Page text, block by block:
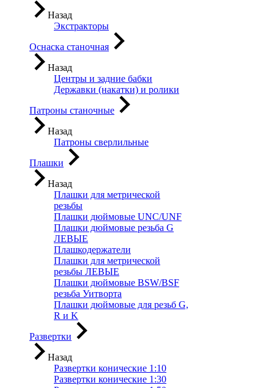
Назад
Экстракторы
Оснаска станочная
Назад
Центры и задние бабки
Державки (накатки) и ролики
Патроны станочные
Назад
Патроны сверлильные
Плашки
Назад
Плашки для метрической
резьбы
Плашки дюймовые UNC/UNF
Плашки дюймовые резьба G
ЛЕВЫЕ
Плашкодержатели
Плашки для метрической
резьбы ЛЕВЫЕ
Плашки дюймовые BSW/BSF
резьба Уитворта
Плашки дюймовые для резьб G,
R и K
Развертки
Назад
Развертки конические 1:10
Развертки конические 1:30